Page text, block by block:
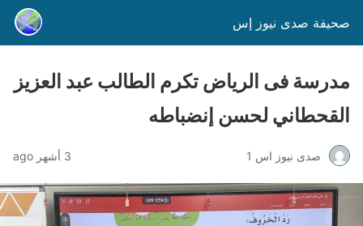
صحيفة صدى نيوز إس
مدرسة فى الرياض تكرم الطالب عبد العزيز
القحطاني لحسن إنضباطه
صدى نيوز اس 1 3 أشهر ago